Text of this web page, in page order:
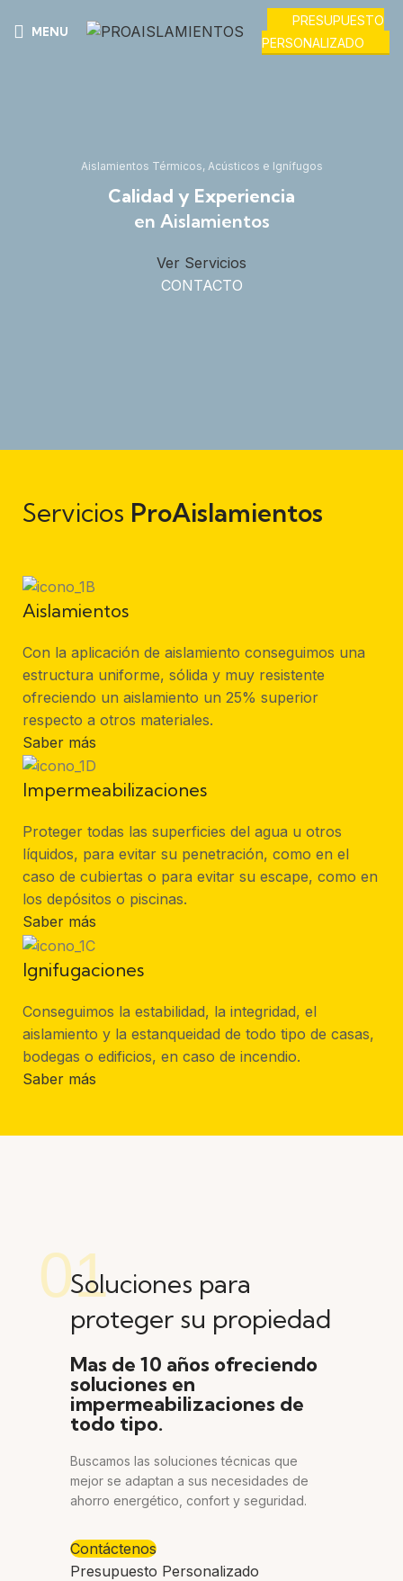
MENU
PRESUPUESTO
PERSONALIZADO
Aislamientos Térmicos, Acústicos e Ignífugos
Calidad y Experiencia
en Aislamientos
Ver Servicios
CONTACTO
Servicios ProAislamientos
Aislamientos
Con la aplicación de aislamiento conseguimos una
estructura uniforme, sólida y muy resistente
ofreciendo un aislamiento un 25% superior
respecto a otros materiales.
Saber más
Impermeabilizaciones
Proteger todas las superficies del agua u otros
líquidos, para evitar su penetración, como en el
caso de cubiertas o para evitar su escape, como en
los depósitos o piscinas.
Saber más
Ignifugaciones
Conseguimos la estabilidad, la integridad, el
aislamiento y la estanqueidad de todo tipo de casas,
bodegas o edificios, en caso de incendio.
Saber más
01
Soluciones para
proteger su propiedad
Mas de 10 años ofreciendo
soluciones en
impermeabilizaciones de
todo tipo.
Buscamos las soluciones técnicas que
mejor se adaptan a sus necesidades de
ahorro energético, confort y seguridad.
Contáctenos
Presupuesto Personalizado